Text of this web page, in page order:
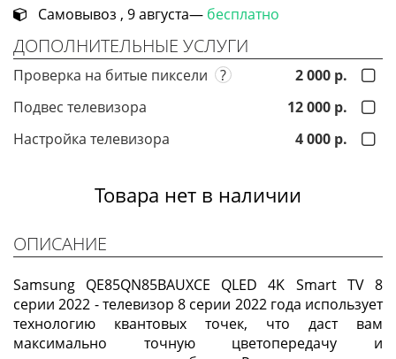
Самовывоз , 9 августа— бесплатно
ДОПОЛНИТЕЛЬНЫЕ УСЛУГИ
Проверка на битые пиксели ?
2 000 р.
Подвес телевизора
12 000 р.
Настройка телевизора
4 000 р.
Товара нет в наличии
ОПИСАНИЕ
Samsung QE85QN85BAUXCE QLED 4K Smart TV 8
серии 2022 - телевизор 8 серии 2022 года использует
технологию квантовых точек, что даст вам
максимально точную цветопередачу и